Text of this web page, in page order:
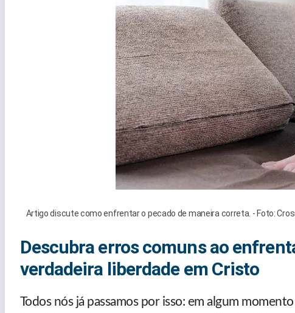
Artigo discute como enfrentar o pecado de maneira correta. - Foto:
Descubra erros comuns ao
verdadeira liberdade em Cristo
Todos nós já passamos por isso: em algum